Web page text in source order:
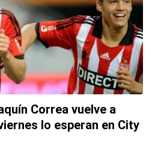
Correa vuelve a
lo esperan en City